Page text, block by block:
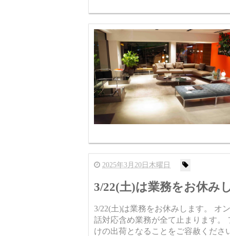
2025年3月20日木曜日
3/22(土)は業務をお休み
3/22(土)は業務をお休みします。 オ
話対応含め業務が全て止まります。
けの出荷となることをご容赦くだ